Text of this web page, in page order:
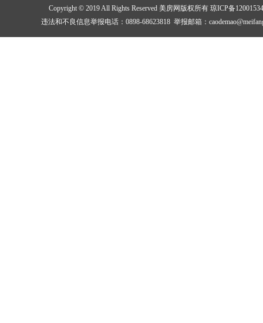
Copyright © 2019 All Rights Reserved 美房网版权所有 琼ICP备
违法和不良信息举报电话：0898-68623818 举报邮箱：